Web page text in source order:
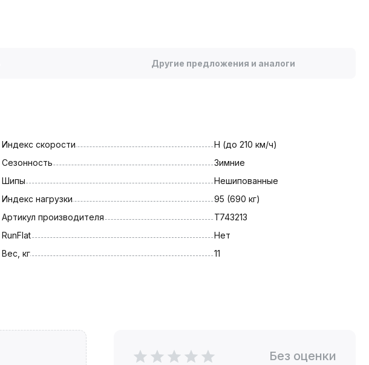
Другие предложения и аналоги
Индекс скорости
H (до 210 км/ч)
Сезонность
Зимние
Шипы
Нешипованные
Индекс нагрузки
95 (690 кг)
Артикул производителя
T743213
RunFlat
Нет
Вес, кг
11
Без оценки